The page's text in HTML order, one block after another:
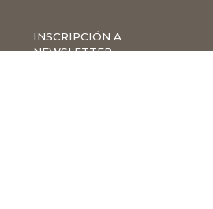
INSCRIPCIÓN A
NEWSLETTER